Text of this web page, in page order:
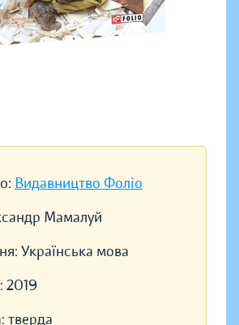
Видавництво Фоліо
Мамалуй
Українська мова
2019
тверда